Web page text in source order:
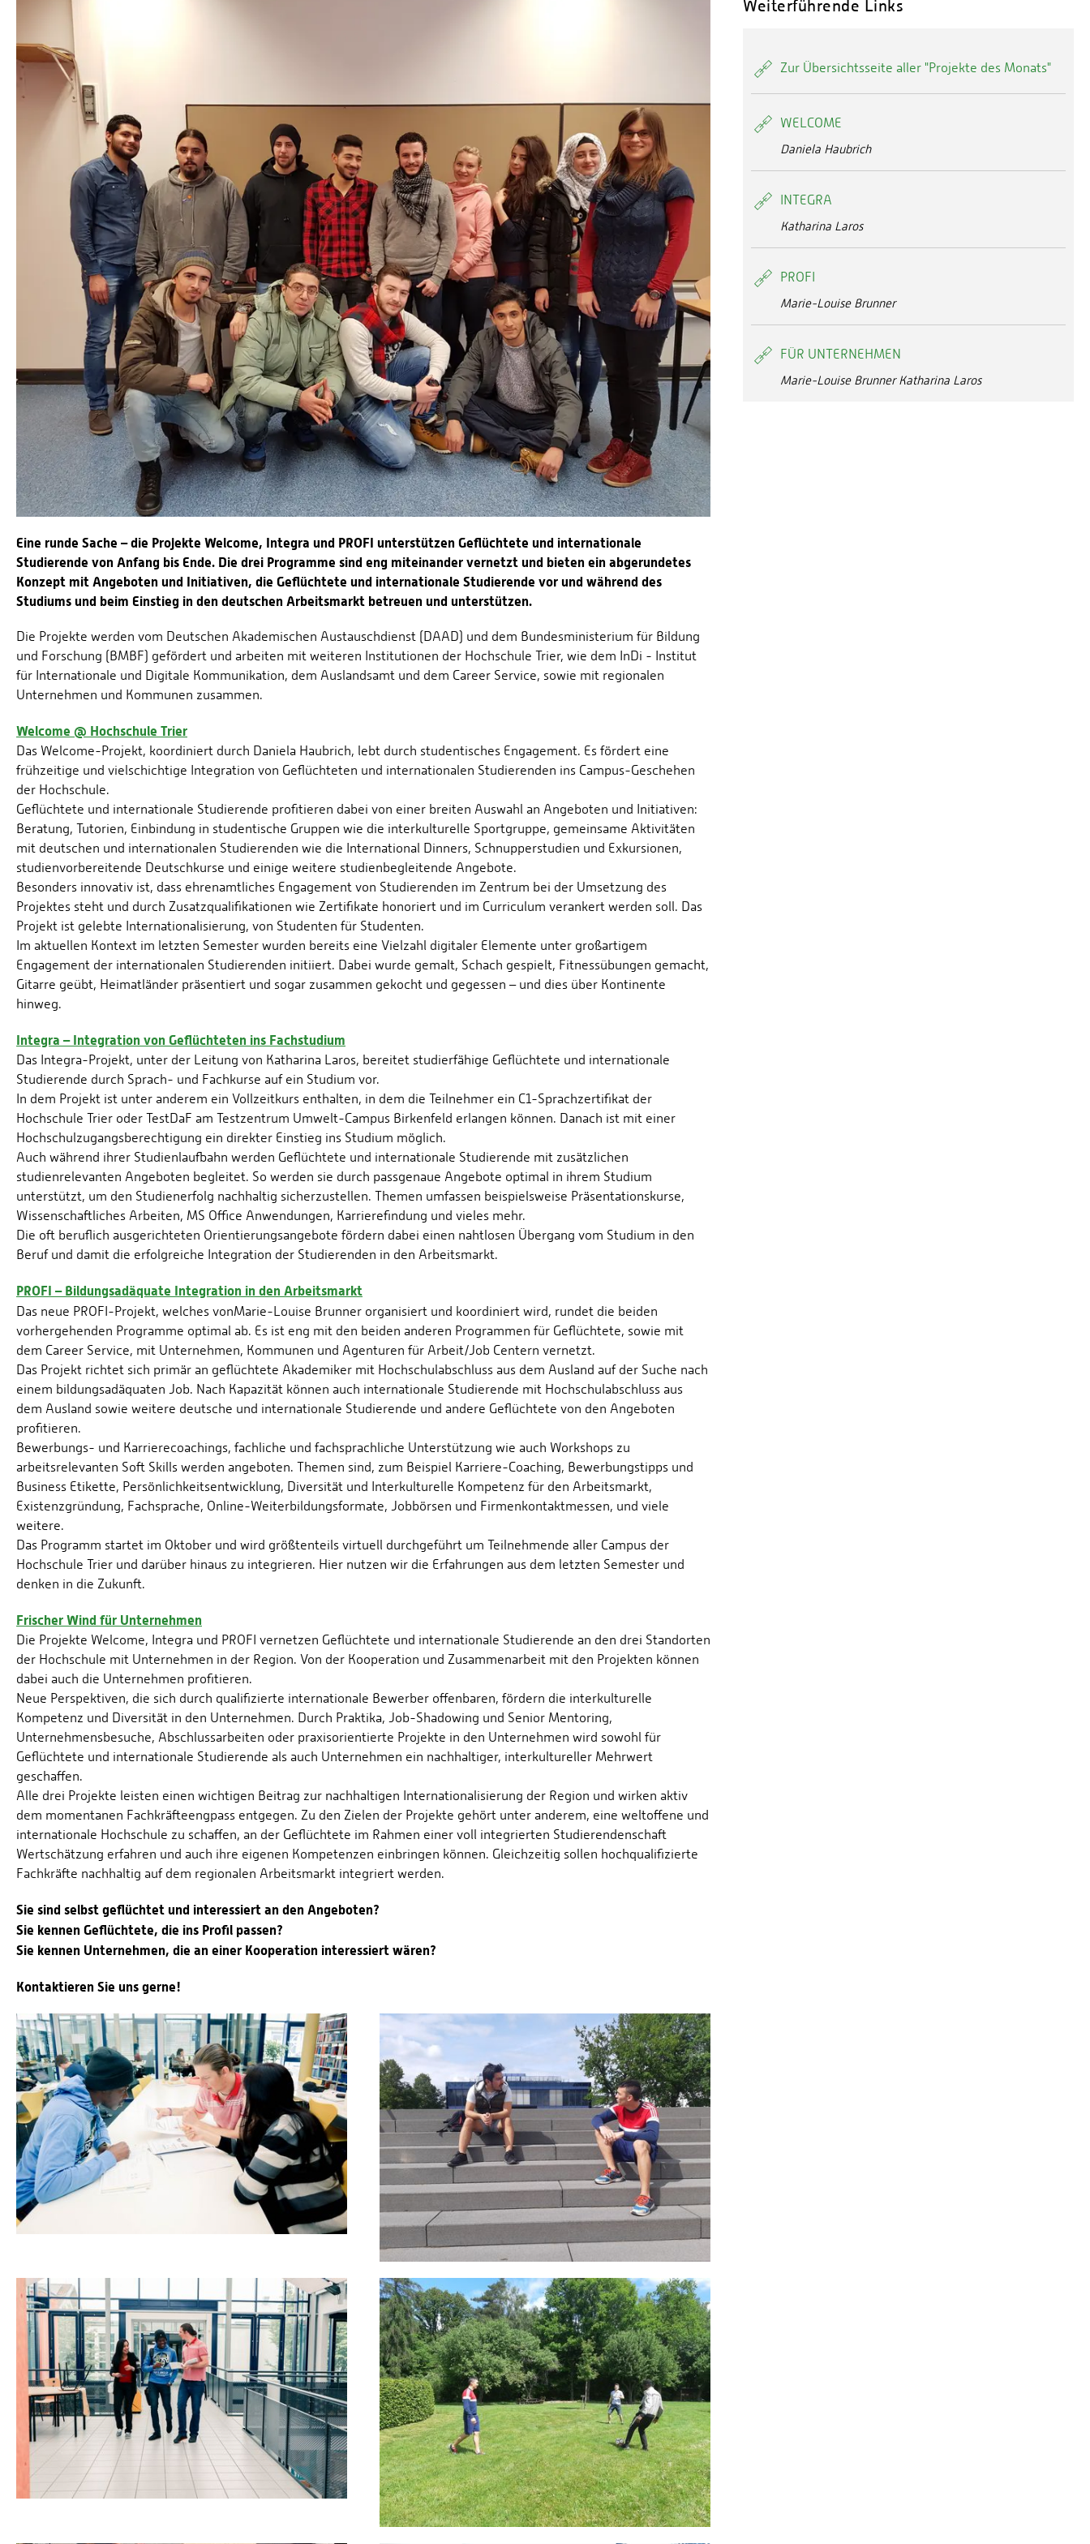
Eine runde Sache – die Projekte Welcome, Integra und PROFI unterstützen Geflüchtete und internationale
Studierende von Anfang bis Ende. Die drei Programme sind eng miteinander vernetzt und bieten ein abgerundetes
Konzept mit Angeboten und Initiativen, die Geflüchtete und internationale Studierende vor und während des
Studiums und beim Einstieg in den deutschen Arbeitsmarkt betreuen und unterstützen.
Die Projekte werden vom Deutschen Akademischen Austauschdienst (DAAD) und dem Bundesministerium für Bildung
und Forschung (BMBF) gefördert und arbeiten mit weiteren Institutionen der Hochschule Trier, wie dem InDi - Institut
für Internationale und Digitale Kommunikation, dem Auslandsamt und dem Career Service, sowie mit regionalen
Unternehmen und Kommunen zusammen.
Welcome @ Hochschule Trier
Das Welcome-Projekt, koordiniert durch Daniela Haubrich, lebt durch studentisches Engagement. Es fördert eine
frühzeitige und vielschichtige Integration von Geflüchteten und internationalen Studierenden ins Campus-Geschehen
der Hochschule.
Geflüchtete und internationale Studierende profitieren dabei von einer breiten Auswahl an Angeboten und Initiativen:
Beratung, Tutorien, Einbindung in studentische Gruppen wie die interkulturelle Sportgruppe, gemeinsame Aktivitäten
mit deutschen und internationalen Studierenden wie die International Dinners, Schnupperstudien und Exkursionen,
studienvorbereitende Deutschkurse und einige weitere studienbegleitende Angebote.
Besonders innovativ ist, dass ehrenamtliches Engagement von Studierenden im Zentrum bei der Umsetzung des
Projektes steht und durch Zusatzqualifikationen wie Zertifikate honoriert und im Curriculum verankert werden soll. Das
Projekt ist gelebte Internationalisierung, von Studenten für Studenten.
Im aktuellen Kontext im letzten Semester wurden bereits eine Vielzahl digitaler Elemente unter großartigem
Engagement der internationalen Studierenden initiiert. Dabei wurde gemalt, Schach gespielt, Fitnessübungen gemacht,
Gitarre geübt, Heimatländer präsentiert und sogar zusammen gekocht und gegessen – und dies über Kontinente
hinweg.
Integra – Integration von Geflüchteten ins Fachstudium
Das Integra-Projekt, unter der Leitung von Katharina Laros, bereitet studierfähige Geflüchtete und internationale
Studierende durch Sprach- und Fachkurse auf ein Studium vor.
In dem Projekt ist unter anderem ein Vollzeitkurs enthalten, in dem die Teilnehmer ein C1-Sprachzertifikat der
Hochschule Trier oder TestDaF am Testzentrum Umwelt-Campus Birkenfeld erlangen können. Danach ist mit einer
Hochschulzugangsberechtigung ein direkter Einstieg ins Studium möglich.
Auch während ihrer Studienlaufbahn werden Geflüchtete und internationale Studierende mit zusätzlichen
studienrelevanten Angeboten begleitet. So werden sie durch passgenaue Angebote optimal in ihrem Studium
unterstützt, um den Studienerfolg nachhaltig sicherzustellen. Themen umfassen beispielsweise Präsentationskurse,
Wissenschaftliches Arbeiten, MS Office Anwendungen, Karrierefindung und vieles mehr.
Die oft beruflich ausgerichteten Orientierungsangebote fördern dabei einen nahtlosen Übergang vom Studium in den
Beruf und damit die erfolgreiche Integration der Studierenden in den Arbeitsmarkt.
PROFI – Bildungsadäquate Integration in den Arbeitsmarkt
Das neue PROFI-Projekt, welches vonMarie-Louise Brunner organisiert und koordiniert wird, rundet die beiden
vorhergehenden Programme optimal ab. Es ist eng mit den beiden anderen Programmen für Geflüchtete, sowie mit
dem Career Service, mit Unternehmen, Kommunen und Agenturen für Arbeit/Job Centern vernetzt.
Das Projekt richtet sich primär an geflüchtete Akademiker mit Hochschulabschluss aus dem Ausland auf der Suche nach
einem bildungsadäquaten Job. Nach Kapazität können auch internationale Studierende mit Hochschulabschluss aus
dem Ausland sowie weitere deutsche und internationale Studierende und andere Geflüchtete von den Angeboten
profitieren.
Bewerbungs- und Karrierecoachings, fachliche und fachsprachliche Unterstützung wie auch Workshops zu
arbeitsrelevanten Soft Skills werden angeboten. Themen sind, zum Beispiel Karriere-Coaching, Bewerbungstipps und
Business Etikette, Persönlichkeitsentwicklung, Diversität und Interkulturelle Kompetenz für den Arbeitsmarkt,
Existenzgründung, Fachsprache, Online-Weiterbildungsformate, Jobbörsen und Firmenkontaktmessen, und viele
weitere.
Das Programm startet im Oktober und wird größtenteils virtuell durchgeführt um Teilnehmende aller Campus der
Hochschule Trier und darüber hinaus zu integrieren. Hier nutzen wir die Erfahrungen aus dem letzten Semester und
denken in die Zukunft.
Frischer Wind für Unternehmen
Die Projekte Welcome, Integra und PROFI vernetzen Geflüchtete und internationale Studierende an den drei Standorten
der Hochschule mit Unternehmen in der Region. Von der Kooperation und Zusammenarbeit mit den Projekten können
dabei auch die Unternehmen profitieren.
Neue Perspektiven, die sich durch qualifizierte internationale Bewerber offenbaren, fördern die interkulturelle
Kompetenz und Diversität in den Unternehmen. Durch Praktika, Job-Shadowing und Senior Mentoring,
Unternehmensbesuche, Abschlussarbeiten oder praxisorientierte Projekte in den Unternehmen wird sowohl für
Geflüchtete und internationale Studierende als auch Unternehmen ein nachhaltiger, interkultureller Mehrwert
geschaffen.
Alle drei Projekte leisten einen wichtigen Beitrag zur nachhaltigen Internationalisierung der Region und wirken aktiv
dem momentanen Fachkräfteengpass entgegen. Zu den Zielen der Projekte gehört unter anderem, eine weltoffene und
internationale Hochschule zu schaffen, an der Geflüchtete im Rahmen einer voll integrierten Studierendenschaft
Wertschätzung erfahren und auch ihre eigenen Kompetenzen einbringen können. Gleichzeitig sollen hochqualifizierte
Fachkräfte nachhaltig auf dem regionalen Arbeitsmarkt integriert werden.
Sie sind selbst geflüchtet und interessiert an den Angeboten?
Sie kennen Geflüchtete, die ins Profil passen?
Sie kennen Unternehmen, die an einer Kooperation interessiert wären?
Kontaktieren Sie uns gerne!
Weiterführende Links
Zur Übersichtsseite aller "Projekte des Monats"
WELCOME
Daniela Haubrich
INTEGRA
Katharina Laros
PROFI
Marie-Louise Brunner
FÜR UNTERNEHMEN
Marie-Louise Brunner Katharina Laros